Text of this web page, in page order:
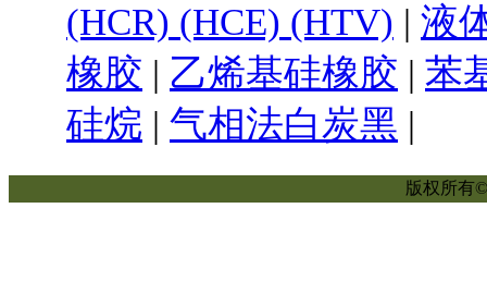
(HCR) (HCE) (HTV) | 液
橡胶 | 乙烯基硅橡胶 | 苯
硅烷 | 气相法白炭黑 |
版权所有